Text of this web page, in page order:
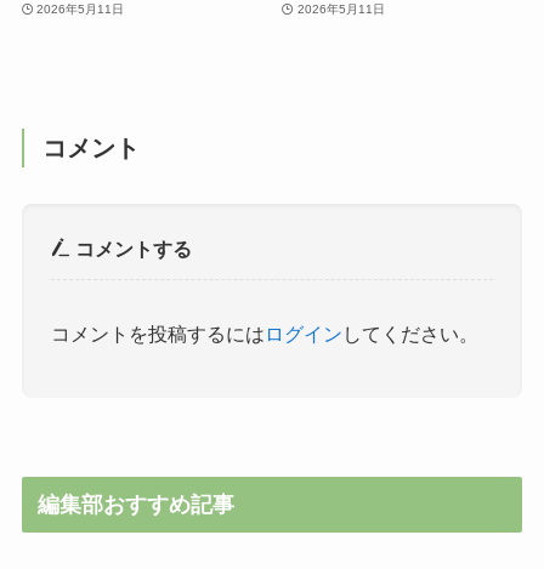
2026年5月11日 2026年5月11日
コメント
コメントする
コメントを投稿するには ログイン してください。
編集部おすすめ記事